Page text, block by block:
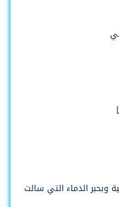
وبحبر الدماء التي سالت